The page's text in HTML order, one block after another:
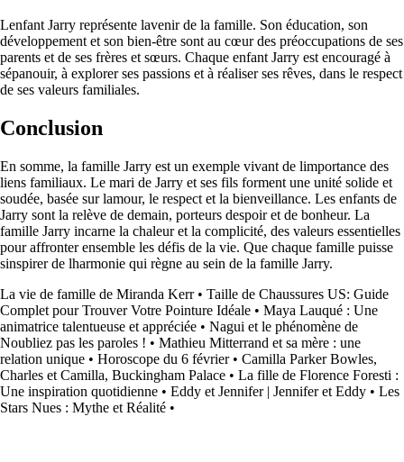
Lenfant Jarry représente lavenir de la famille. Son éducation, son
développement et son bien-être sont au cœur des préoccupations de ses
parents et de ses frères et sœurs. Chaque enfant Jarry est encouragé à
sépanouir, à explorer ses passions et à réaliser ses rêves, dans le respect
de ses valeurs familiales.
Conclusion
En somme, la famille Jarry est un exemple vivant de limportance des
liens familiaux. Le mari de Jarry et ses fils forment une unité solide et
soudée, basée sur lamour, le respect et la bienveillance. Les enfants de
Jarry sont la relève de demain, porteurs despoir et de bonheur. La
famille Jarry incarne la chaleur et la complicité, des valeurs essentielles
pour affronter ensemble les défis de la vie. Que chaque famille puisse
sinspirer de lharmonie qui règne au sein de la famille Jarry.
La vie de famille de Miranda Kerr• Taille de Chaussures US: Guide
Complet pour Trouver Votre Pointure Idéale • Maya Lauqué : Une
animatrice talentueuse et appréciée • Nagui et le phénomène de
Noubliez pas les paroles ! • Mathieu Mitterrand et sa mère : une
relation unique • Horoscope du 6 février• Camilla Parker Bowles,
Charles et Camilla, Buckingham Palace • La fille de Florence Foresti :
Une inspiration quotidienne • Eddy et Jennifer | Jennifer et Eddy • Les
Stars Nues : Mythe et Réalité •